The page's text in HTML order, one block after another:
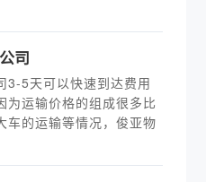
司
3-5天可以快速到达费用
为运输价格的组成很多比
车的运输等情况，俊亚物